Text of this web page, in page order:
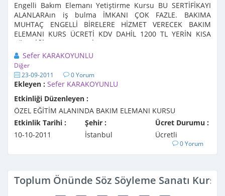
Engelli Bakım Elemanı Yetiştirme Kursu BU SERTİFİKAYI
ALANLARAın iş bulma İMKANI ÇOK FAZLE. BAKIMA
MUHTAÇ ENGELLİ BİRELERE HİZMET VERECEK BAKIM
ELEMANI KURS ÜCRETİ KDV DAHİL 1200 TL YERİN KISA
SÜRELİĞİNE 1000 TL DİR. (gurup haline de gelenler kurs
ücreti ...
Sefer KARAKOYUNLU
Diğer
23-09-2011 0 Yorum
Ekleyen : Sefer KARAKOYUNLU
Etkinliği Düzenleyen :
ÖZEL EĞİTİM ALANINDA BAKIM ELEMANI KURSU
Etkinlik Tarihi :
10-10-2011
Şehir :
İstanbul
Ücret Durumu :
Ücretli
0 Yorum
Toplum Önünde Söz Söyleme Sanatı Kursu